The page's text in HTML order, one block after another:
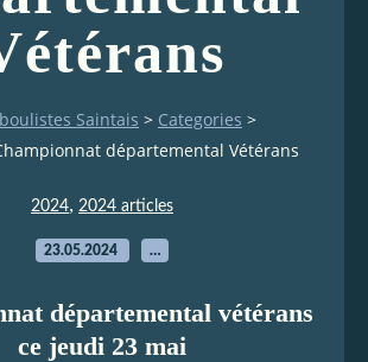
Saintais > Categories >
départemental Vétérans
2024, 2024 articles
23.05.2024 …
départemental vétérans
ce jeudi 23 mai